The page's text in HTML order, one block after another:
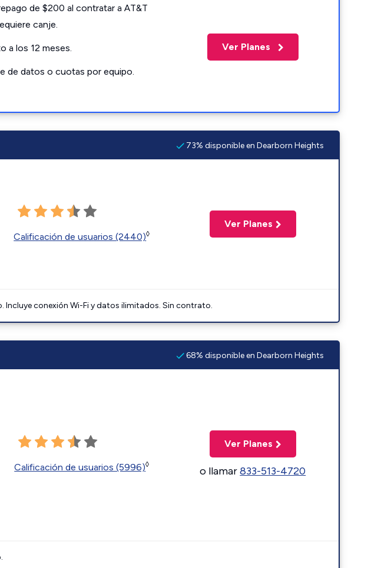
de $200 al contratar a AT&T
canje.
a los 12 meses.
de datos o cuotas por equipo.
Ver Planes
73% disponible en Dearborn Heights
Calificación de usuarios (2440)◊
Ver Planes
Incluye conexión Wi-Fi y datos ilimitados. Sin contrato.
68% disponible en Dearborn Heights
Calificación de usuarios (5996)◊
Ver Planes
o llamar833-513-4720